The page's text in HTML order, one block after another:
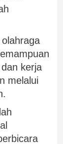
kerja
melalui